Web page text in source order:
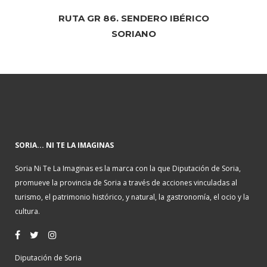
RUTA GR 86. SENDERO IBÉRICO
SORIANO
SORIA... NI TE LA IMAGINAS
Soria Ni Te La Imaginas es la marca con la que Diputación de Soria,
promueve la provincia de Soria a través de acciones vinculadas al
turismo, el patrimonio histórico, y natural, la gastronomía, el ocio y la
cultura.
Diputación de Soria